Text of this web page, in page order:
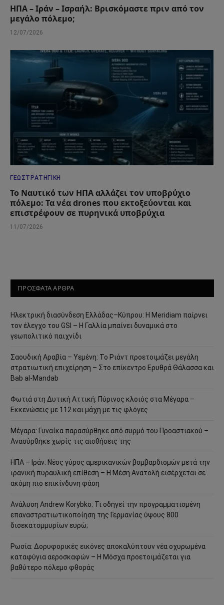
ΗΠΑ – Ιράν – Ισραήλ: Βρισκόμαστε πριν από τον
μεγάλο πόλεμο;
12/07/2026
ΓΕΩΣΤΡΑΤΗΓΙΚΉ
Το Ναυτικό των ΗΠΑ αλλάζει τον υποβρύχιο
πόλεμο: Τα νέα drones που εκτοξεύονται και
επιστρέφουν σε πυρηνικά υποβρύχια
11/07/2026
ΠΡΟΣΦΑΤΑ ΑΡΘΡΑ
Ηλεκτρική διασύνδεση Ελλάδας–Κύπρου: Η Meridiam παίρνει
τον έλεγχο του GSI – Η Γαλλία μπαίνει δυναμικά στο
γεωπολιτικό παιχνίδι
Σαουδική Αραβία – Υεμένη: Το Ριάντ προετοιμάζει μεγάλη
στρατιωτική επιχείρηση – Στο επίκεντρο Ερυθρά Θάλασσα και
Bab al-Mandab
Φωτιά στη Δυτική Αττική: Πύρινος κλοιός στα Μέγαρα –
Εκκενώσεις με 112 και μάχη με τις φλόγες
Μέγαρα: Γυναίκα παρασύρθηκε από συρμό του Προαστιακού –
Ανασύρθηκε χωρίς τις αισθήσεις της
ΗΠΑ – Ιράν: Νέος γύρος αμερικανικών βομβαρδισμών μετά την
ιρανική πυραυλική επίθεση – Η Μέση Ανατολή εισέρχεται σε
ακόμη πιο επικίνδυνη φάση
Ανάλυση Andrew Korybko: Τι οδηγεί την προγραμματισμένη
επαναστρατιωτικοποίηση της Γερμανίας ύψους 800
δισεκατομμυρίων ευρώ;
Ρωσία: Δορυφορικές εικόνες αποκαλύπτουν νέα οχυρωμένα
καταφύγια αεροσκαφών – Η Μόσχα προετοιμάζεται για
βαθύτερο πόλεμο φθοράς